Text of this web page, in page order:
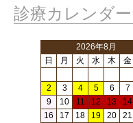
診療カレンダー
2026年8月
日
月 火 水 木 金
2
3 4 5 6 7
9
10 11 12 13 14
16
17 18 19 20 21